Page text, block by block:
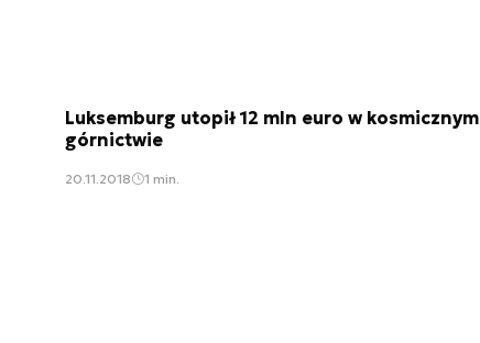
Luksemburg utopił 12 mln euro w kosmicznym
górnictwie
20.11.2018 1 min.